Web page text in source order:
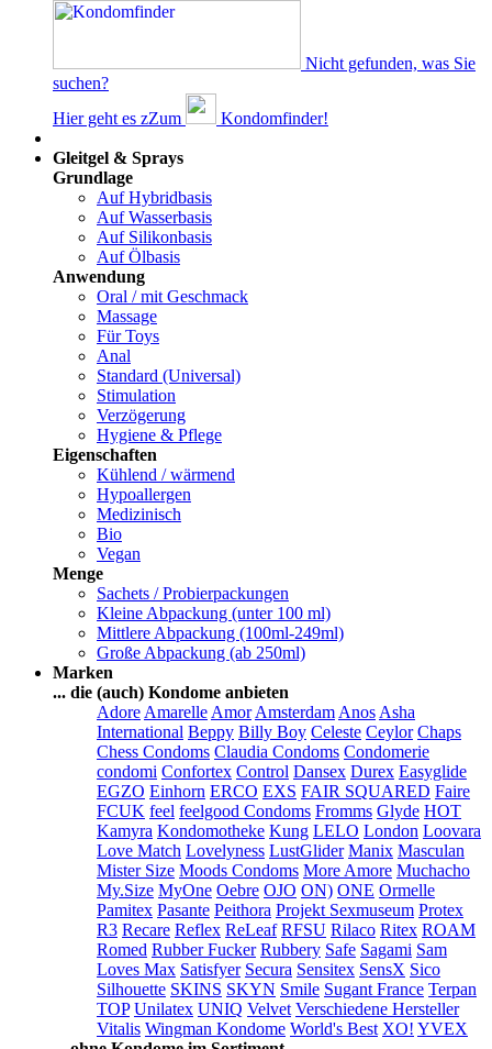
Nicht gefunden, was Sie
suchen?
Hier geht es zZum
Kondomfinder!
Gleitgel & Sprays
Grundlage
Auf Hybridbasis
Auf Wasserbasis
Auf Silikonbasis
Auf Ölbasis
Anwendung
Oral / mit Geschmack
Massage
Für Toys
Anal
Standard (Universal)
Stimulation
Verzögerung
Hygiene & Pflege
Eigenschaften
Kühlend / wärmend
Hypoallergen
Medizinisch
Bio
Vegan
Menge
Sachets / Probierpackungen
Kleine Abpackung (unter 100 ml)
Mittlere Abpackung (100ml-249ml)
Große Abpackung (ab 250ml)
Marken
... die (auch) Kondome anbieten
Adore Amarelle Amor Amsterdam Anos Asha
International Beppy Billy Boy Celeste Ceylor Chaps
Chess Condoms Claudia Condoms Condomerie
condomi Confortex Control Dansex Durex Easyglide
EGZO Einhorn ERCO EXS FAIR SQUARED Faire
FCUK feel feelgood Condoms Fromms Glyde HOT
Kamyra Kondomotheke Kung LELO London Loovara
Love Match Lovelyness LustGlider Manix Masculan
Mister Size Moods Condoms More Amore Muchacho
My.Size MyOne Oebre OJO ON) ONE Ormelle
Pamitex Pasante Peithora Projekt Sexmuseum Protex
R3 Recare Reflex ReLeaf RFSU Rilaco Ritex ROAM
Romed Rubber Fucker Rubbery Safe Sagami Sam
Loves Max Satisfyer Secura Sensitex SensX Sico
Silhouette SKINS SKYN Smile Sugant France Terpan
TOP Unilatex UNIQ Velvet Verschiedene Hersteller
Vitalis Wingman Kondome World's Best XO! YVEX